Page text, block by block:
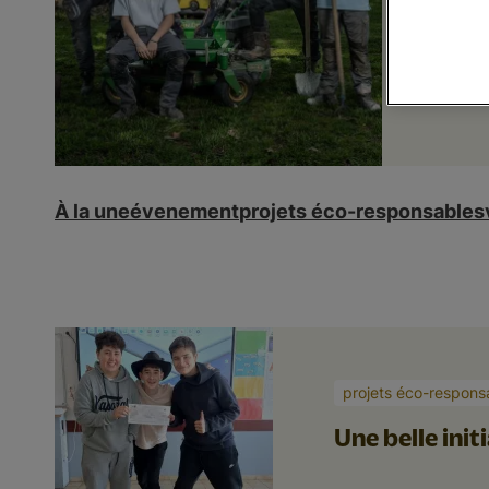
À la uneévenementprojets éco-responsables
projets éco-
Une belle